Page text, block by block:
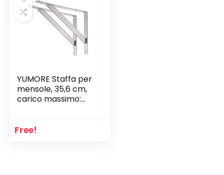
YUMORE Staffa per
mensole, 35,6 cm,
carico massimo:
acciaio inox,
Free!